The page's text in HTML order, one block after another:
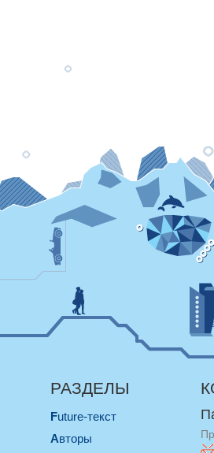
РАЗДЕЛЫ
Future-текст
Авторы